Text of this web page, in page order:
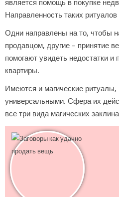
является помощь в покупке
Направленность таких ритуалов
Одни направлены на то, чтобы
продавцом, другие – принятие
помогают увидеть недостатки
квартиры.
Имеются и магические
универсальными. Сфера их
все три вида магических